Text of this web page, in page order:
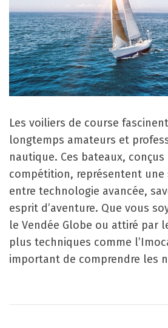
Les voiliers de course
longtemps amateurs et
nautique. Ces bateaux,
compétition, représentent une
entre technologie avancée,
esprit d’aventure. Que vous
le Vendée Globe ou attiré par
plus techniques comme
important de comprendre les